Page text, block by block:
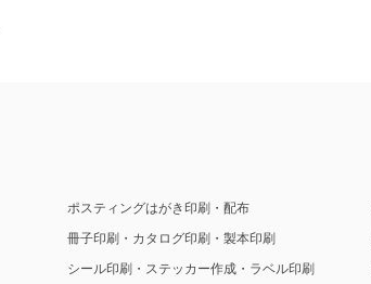
ポスティングはがき印刷・配布
冊子印刷・カタログ印刷・製本印刷
シール印刷・ステッカー作成・ラベル印刷